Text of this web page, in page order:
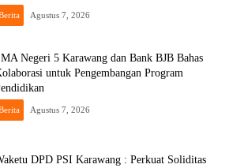
Agustus 7, 2026
Negeri 5 Karawang dan Bank BJB Bahas
untuk Pengembangan Program
Agustus 7, 2026
DPD PSI Karawang : Perkuat Soliditas